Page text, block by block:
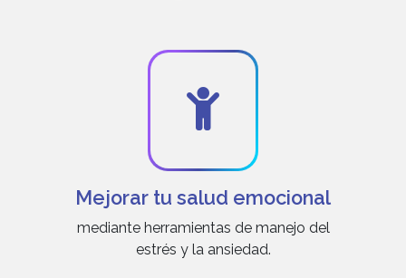
Mejorar tu salud emocional
mediante herramientas de manejo del
estrés y la ansiedad.